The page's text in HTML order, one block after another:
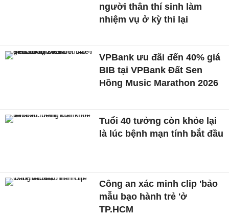
người thân thí sinh làm
nhiệm vụ ở kỳ thi lại
VPBank ưu đãi đến 40% giá
BIB tại VPBank Đất Sen
Hồng Music Marathon 2026
Tuổi 40 tưởng còn khỏe lại
là lúc bệnh mạn tính bắt đầu
Công an xác minh clip 'bảo
mẫu bạo hành trẻ 'ở
TP.HCM